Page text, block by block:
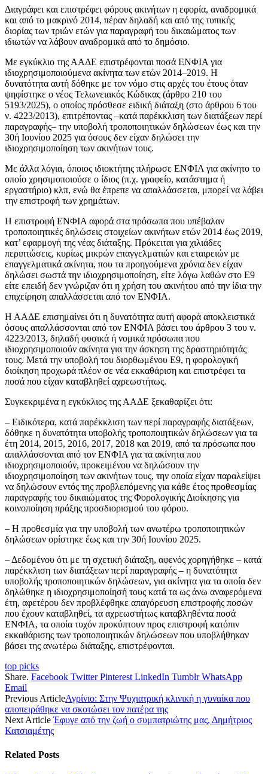
Διαγράφει και επιστρέφει φόρους ακινήτων η εφορία, αναδρομικά
και από το μακρινό 2014, πέραν δηλαδή και από της τυπικής
διορίας των τριών ετών για παραγραφή του δικαιώματος των
ιδιωτών να λάβουν αναδρομικά από το δημόσιο.
Με εγκύκλιο της ΑΑΔΕ επιστρέφονται ποσά ΕΝΦΙΑ για
ιδιοχρησιμοποιούμενα ακίνητα των ετών 2014–2019. Η
δυνατότητα αυτή δόθηκε με τον νόμο στις αρχές του έτους όταν
ψηφίστηκε ο νέος Τελωνειακός Κώδικας (άρθρο 210 του
5193/2025), ο οποίος πρόσθεσε ειδική διάταξη (στο άρθρου 6 του
ν. 4223/2013), επιτρέποντας –κατά παρέκκλιση των διατάξεων περί
παραγραφής– την υποβολή τροποποιητικών δηλώσεων έως και την
30ή Ιουνίου 2025 για όσους δεν είχαν δηλώσει την
ιδιοχρησιμοποίηση των ακινήτων τους.
Με άλλα λόγια, όποιος ιδιοκτήτης πλήρωσε ΕΝΦΙΑ για ακίνητο το
οποίο χρησιμοποιούσε ο ίδιος (π.χ. γραφείο, κατάστημα ή
εργαστήριο) κλπ, ενώ θα έπρεπε να απαλλάσσεται, μπορεί να λάβει
την επιστροφή των χρημάτων.
Η επιστροφή ΕΝΦΙΑ αφορά στα πρόσωπα που υπέβαλαν
τροποποιητικές δηλώσεις στοιχείων ακινήτων ετών 2014 έως 2019,
κατ’ εφαρμογή της νέας διάταξης. Πρόκειται για χιλιάδες
περιπτώσεις, κυρίως μικρών επαγγελματιών και εταιρειών με
επαγγελματικά ακίνητα, που τα προηγούμενα χρόνια δεν είχαν
δηλώσει σωστά την ιδιοχρησιμοποίηση, είτε λόγω λαθών στο Ε9
είτε επειδή δεν γνώριζαν ότι η χρήση του ακινήτου από την ίδια την
επιχείρηση απαλλάσσεται από τον ΕΝΦΙΑ.
Η ΑΑΔΕ επισημαίνει ότι η δυνατότητα αυτή αφορά αποκλειστικά
όσους απαλλάσσονται από τον ΕΝΦΙΑ βάσει του άρθρου 3 του ν.
4223/2013, δηλαδή φυσικά ή νομικά πρόσωπα που
ιδιοχρησιμοποιούν ακίνητα για την άσκηση της δραστηριότητάς
τους. Μετά την υποβολή του διορθωμένου Ε9, η φορολογική
διοίκηση προχωρά πλέον σε νέα εκκαθάριση και επιστρέφει τα
ποσά που είχαν καταβληθεί αχρεωστήτως.
Συγκεκριμένα η εγκύκλιος της ΑΑΔΕ ξεκαθαρίζει ότι:
– Ειδικότερα, κατά παρέκκλιση των περί παραγραφής διατάξεων,
δόθηκε η δυνατότητα υποβολής τροποποιητικών δηλώσεων για τα
έτη 2014, 2015, 2016, 2017, 2018 και 2019, από τα πρόσωπα που
απαλλάσσονται από τον ΕΝΦΙΑ για τα ακίνητα που
ιδιοχρησιμοποιούν, προκειμένου να δηλώσουν την
ιδιοχρησιμοποίηση των ακινήτων τους, την οποία είχαν παραλείψει
να δηλώσουν εντός της προβλεπόμενης για κάθε έτος προθεσμίας
παραγραφής του δικαιώματος της Φορολογικής Διοίκησης για
κοινοποίηση πράξης προσδιορισμού του φόρου.
– Η προθεσμία για την υποβολή των ανωτέρω τροποποιητικών
δηλώσεων ορίστηκε έως και την 30ή Ιουνίου 2025.
– Δεδομένου ότι με τη σχετική διάταξη, αφενός χορηγήθηκε – κατά
παρέκκλιση των διατάξεων περί παραγραφής – η δυνατότητα
υποβολής τροποποιητικών δηλώσεων, για ακίνητα για τα οποία δεν
δηλώθηκε η ιδιοχρησιμοποίησή τους κατά τα ως άνω αναφερόμενα
έτη, αφετέρου δεν προβλέφθηκε απαγόρευση επιστροφής ποσών
που έχουν καταβληθεί, τα αχρεωστήτως καταβληθέντα ποσά
ΕΝΦΙΑ, τα οποία τυχόν προκύπτουν προς επιστροφή κατόπιν
εκκαθάρισης των τροποποιητικών δηλώσεων που υποβλήθηκαν
βάσει της ανωτέρω διάταξης, επιστρέφονται.
top picks
Share. Facebook Twitter Pinterest LinkedIn Tumblr WhatsApp
Email
Previous ArticleΑγρίνιο: Στην Ψυχιατρική κλινική η γυναίκα που
αποπειράθηκε να σκοτώσει τον πατέρα της
Next ArticleΈφυγε από την ζωή ο συμπατριώτης μας, Δημήτριος
Κατσιαμέτης
Related Posts